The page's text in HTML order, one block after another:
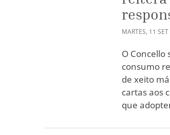
MARTES, 11 SET
O Concello
consumo
de xeito
cartas aos
que